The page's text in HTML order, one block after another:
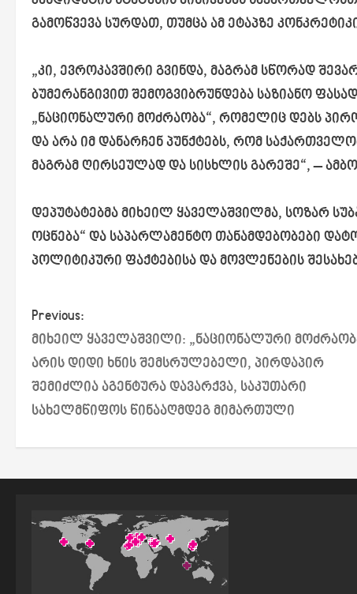
გამოწვევა სურდათ, თუმცა ამ ეტაპზე
„კი, ევროკავშირი გვინდა, მაგრამ სწორად
ბუმერანგივით შემოგვიბრუნდება საზიანო
„ნაციონალური მოძრაობა“, რომელიც დებს
და არა იმ დანარჩენ პუნქტებს, რომ
მაგრამ ღირსეულად და სისხლის გარეშე“, –
დეპუტატებმა მიხეილ ყაველაშვილმა, სოზარ
ოცნება“ და საპარლამენტო თანამდებობები
პოლიტიკური ფაქტებისა და მოვლენების
P
o
s
t
n
a
v
Previous:
მიხეილ ყაველაშვილი: „ნაციონალური
არის დიდი ხნის შემსრულებელი, პირდაპირ
შემიძლია აგენტურა დავარქვა, საკუთარი
სახელმწიფოს წინააღმდეგ მიმართული